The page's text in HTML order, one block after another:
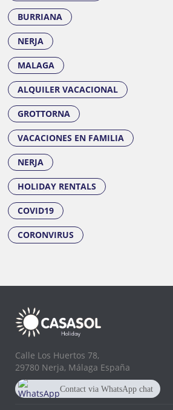
BURRIANA
NERJA
MALAGA
ALQUILER VACACIONAL
GROTTORNA
VACACIONES EN FAMILIA
NERJA
HOLIDAY RENTALS
COVID19
CORONVIRUS
Calle Los Huertos 78,
29780 Nerja, Málaga España
Contact via WhatsApp chat